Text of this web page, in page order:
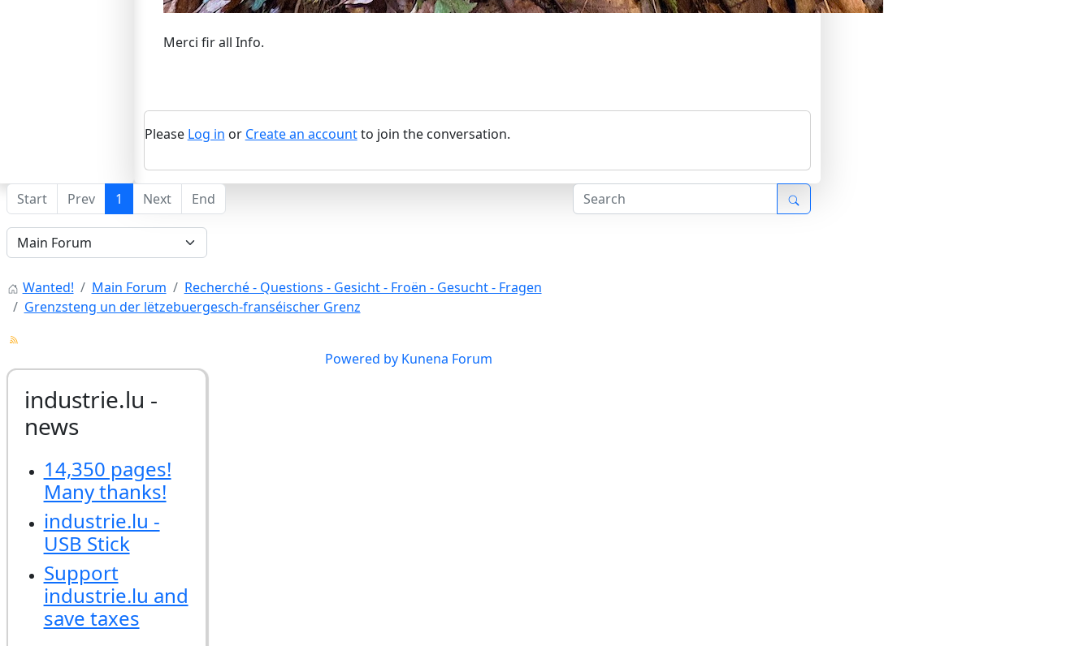
Merci fir all Info.
Please Log in or Create an accountto join the conversation.
Start Prev 1 Next End
Wanted! Main Forum
Recherché - Questions - Gesicht - Froën - Gesucht - Fragen
Grenzsteng un der lëtzebuergesch-franséischer Grenz
Powered by Kunena Forum
industrie.lu -
news
14,350 pages!
Many thanks!
industrie.lu -
USB Stick
Support
industrie.lu and
save taxes